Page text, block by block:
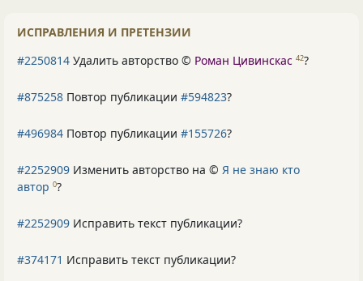
ИСПРАВЛЕНИЯ И ПРЕТЕНЗИИ
#2250814 Удалить авторство © Роман Цивинскас 42?
#875258 Повтор публикации #594823?
#496984 Повтор публикации #155726?
#2252909 Изменить авторство на © Я не знаю кто
автор 0?
#2252909 Исправить текст публикации?
#374171 Исправить текст публикации?